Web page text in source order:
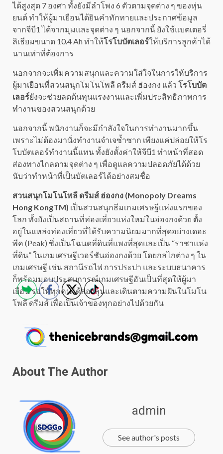
ได้สูงสุด 7 องศา ทั้งยังมีลำโพง 6 ตัวตามจุดต่าง ๆ ของหุ่น
ยนต์ ทำให้ผู้มาเยือนได้ยินคำทักทายและประกาศข้อมูล
จากจีบี1 ได้จากมุมและจุดต่าง ๆ นอกจากนี้ ยังใช้แบตเตอรี่
ลิเธียมขนาด 10.4 Ah ทำให้โรโบบัตเลอร์ให้บริการลูกค้าได้
นานเท่าที่ต้องการ
นอกจากจะเพิ่มความสนุกและความใส่ใจในการให้บริการ
ผู้มาเยือนที่สวนสนุกโมโนโพลี ดรีมส์ ฮ่องกง แล้ว โรโบบัต
เลอร์ยังจะช่วยลดต้นทุนแรงงานและเพิ่มประสิทธิภาพการ
ทำงานของสวนสนุกด้วย
นอกจากนี้ พนักงานก็จะมีกำลังใจในการทำงานมากขึ้น
เพราะไม่ต้องมานั่งทำงานจำเจซ้ำซาก เพียงแค่ปล่อยให้โร
โบบัตเลอร์ทำงานนี้แทน ทั้งยังตั้งค่าให้จีบี1 ทำหน้าที่สอด
ส่องทางไกลตามจุดต่าง ๆ เพื่อดูแลความปลอดภัยได้ด้วย
นับว่าทำหน้าที่เป็นบัตเลอร์ได้อย่างสมชื่อ
สวนสนุกโมโนโพลี ดรีมส์ ฮ่องกง (Monopoly Dreams
Hong KongTM) เป็นสวนสนุกธีมเกมเศรษฐีแห่งแรกของ
โลก ทั้งยังเป็นสถานที่ท่องเที่ยวแห่งใหม่ในฮ่องกงด้วย ตั้ง
อยู่ในแหล่งท่องเที่ยวที่ได้รับความนิยมมากที่สุดอย่างเดอะ
พีค (Peak) ซึ่งเป็นโฉนดที่ดินที่แพงที่สุดและเป็น “ราชาแห่ง
ที่ดิน” ในเกมเศรษฐีเวอร์ชันฮ่องกงด้วย โดยกลไกต่าง ๆ ใน
เกมเศรษฐี เช่น สถานีรถไฟ การประปา และระบบธนาคาร
ก็พร้อมมอบประสบการณ์เกมเศรษฐีอันเป็นที่สุดให้ผู้มา
เยือน รอให้ทุกคนได้ลองลุ้นและเดินตามความฝันในโมโน
โพลี ดรีมส์ เพื่อเป็นเจ้าของทุกอย่างไปด้วยกัน
About The Author
admin
See author's posts